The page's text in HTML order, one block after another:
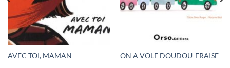
AVEC TOI, MAMAN ON A VOLE DOUDOU-FRAISE